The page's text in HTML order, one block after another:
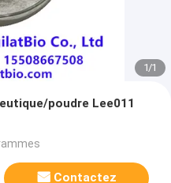
1/1
poudre Lee011
Contactez